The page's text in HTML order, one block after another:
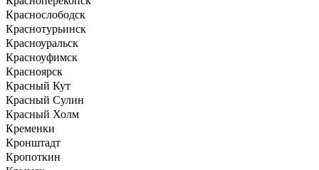
Краснослободск
Краснотурьинск
Красноуральск
Красноуфимск
Красноярск
Красный Кут
Красный Сулин
Красный Холм
Кременки
Кронштадт
Кропоткин